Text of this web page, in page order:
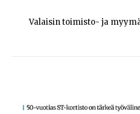
Valaisin toimisto- ja